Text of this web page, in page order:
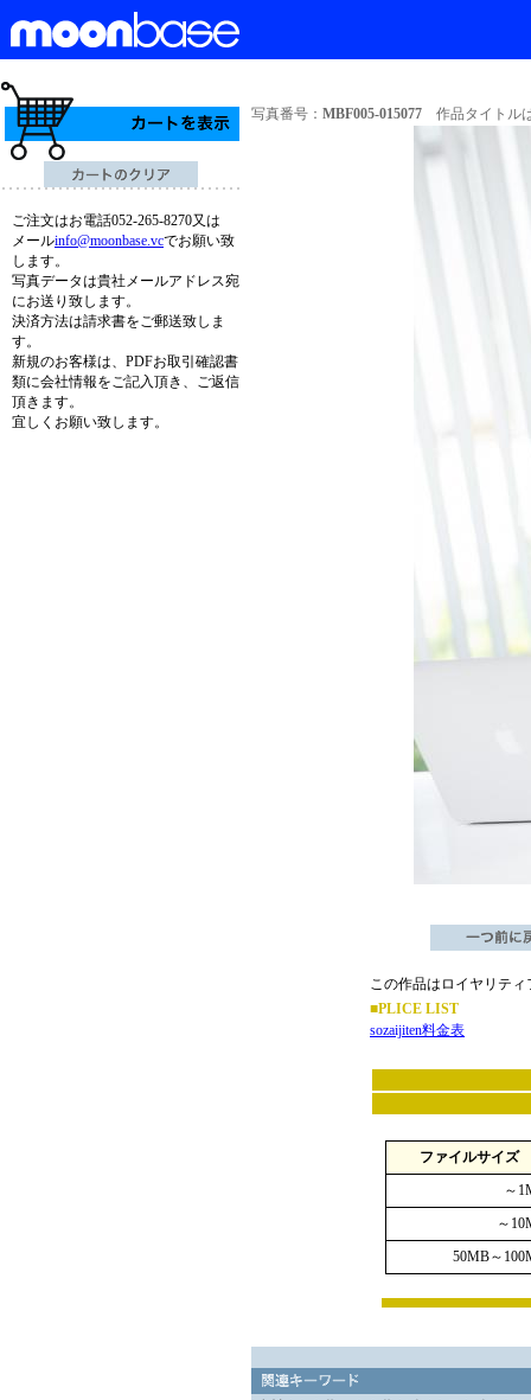
ご注文はお電話052-265-8270又は
メールinfo@moonbase.vcでお願い致
します。
写真データは貴社メールアドレス宛
にお送り致します。
決済方法は請求書をご郵送致しま
す。
新規のお客様は、PDFお取引確認書
類に会社情報をご記入頂き、ご返信
頂きます。
宜しくお願い致します。
写真番号： MBF005-015077 作品タイトル
この作品はロイヤリテ
■PLICE LIST
sozaijiten料金表
ファイルサイズ
～
～
50MB～